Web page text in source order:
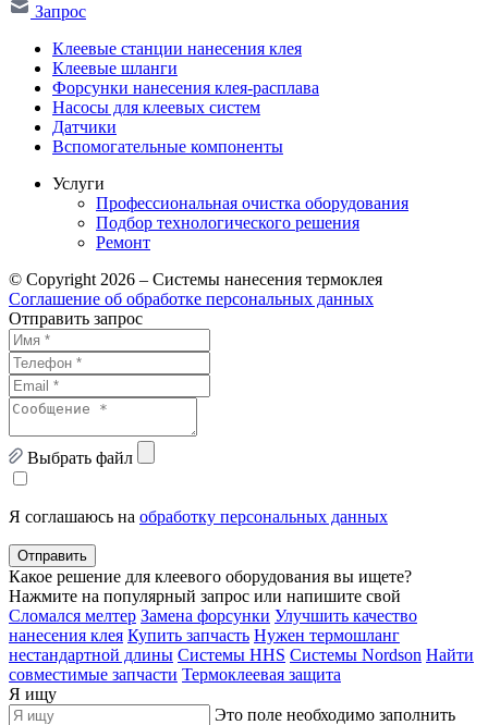
Запрос
Клеевые станции нанесения клея
Клеевые шланги
Форсунки нанесения клея-расплава
Насосы для клеевых систем
Датчики
Вспомогательные компоненты
Услуги
Профессиональная очистка оборудования
Подбор технологического решения
Ремонт
© Copyright 2026 – Системы нанесения термоклея
Соглашение об обработке персональных данных
Отправить запрос
Выбрать файл
Я соглашаюсь на обработку персональных данных
Отправить
Какое решение для клеевого оборудования вы ищете?
Нажмите на популярный запрос или напишите свой
Сломался мелтер Замена форсунки Улучшить качество
нанесения клея Купить запчасть Нужен термошланг
нестандартной длины Системы HHS Системы Nordson Найти
совместимые запчасти Термоклеевая защита
Я ищу
Это поле необходимо заполнить